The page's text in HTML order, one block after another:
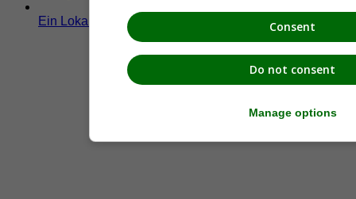
Ein Lokal hier eintragen! Consent
Do not consent
Manage options